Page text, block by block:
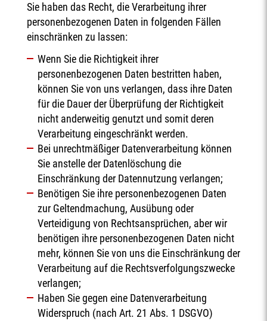
Sie haben das Recht, die Verarbeitung ihrer
personenbezogenen Daten in folgenden Fällen
einschränken zu lassen:
Wenn Sie die Richtigkeit ihrer
personenbezogenen Daten bestritten haben,
können Sie von uns verlangen, dass ihre Daten
für die Dauer der Überprüfung der Richtigkeit
nicht anderweitig genutzt und somit deren
Verarbeitung eingeschränkt werden.
Bei unrechtmäßiger Datenverarbeitung können
Sie anstelle der Datenlöschung die
Einschränkung der Datennutzung verlangen;
Benötigen Sie ihre personenbezogenen Daten
zur Geltendmachung, Ausübung oder
Verteidigung von Rechtsansprüchen, aber wir
benötigen ihre personenbezogenen Daten nicht
mehr, können Sie von uns die Einschränkung der
Verarbeitung auf die Rechtsverfolgungszwecke
verlangen;
Haben Sie gegen eine Datenverarbeitung
Widerspruch (nach Art. 21 Abs. 1 DSGVO)